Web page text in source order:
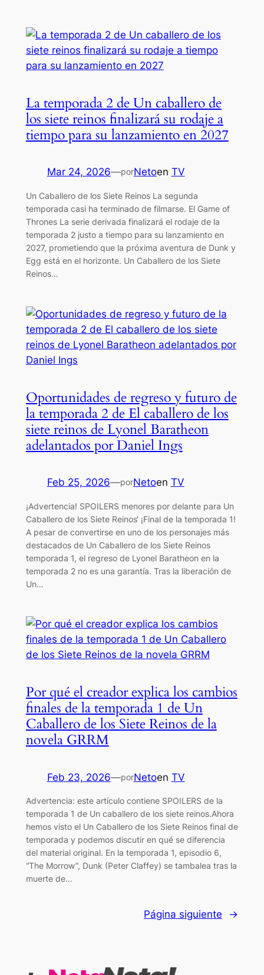
La temporada 2 de Un caballero de
los siete reinos finalizará su rodaje a
tiempo para su lanzamiento en 2027
Mar 24, 2026—porNetoen TV
Un Caballero de los Siete Reinos La segunda
temporada casi ha terminado de filmarse. El Game of
Thrones La serie derivada finalizará el rodaje de la
temporada 2 justo a tiempo para su lanzamiento en
2027, prometiendo que la próxima aventura de Dunk y
Egg está en el horizonte. Un Caballero de los Siete
Reinos…
Oportunidades de regreso y futuro de
la temporada 2 de El caballero de los
siete reinos de Lyonel Baratheon
adelantados por Daniel Ings
Feb 25, 2026—porNetoen TV
¡Advertencia! SPOILERS menores por delante para Un
Caballero de los Siete Reinos‘ ¡Final de la temporada 1!
A pesar de convertirse en uno de los personajes más
destacados de Un Caballero de los Siete Reinos
temporada 1, el regreso de Lyonel Baratheon en la
temporada 2 no es una garantía. Tras la liberación de
Un…
Por qué el creador explica los cambios
finales de la temporada 1 de Un
Caballero de los Siete Reinos de la
novela GRRM
Feb 23, 2026—porNetoen TV
Advertencia: este artículo contiene SPOILERS de la
temporada 1 de Un caballero de los siete reinos.Ahora
hemos visto el Un Caballero de los Siete Reinos final de
temporada y podemos discutir en qué se diferencia
del material original. En la temporada 1, episodio 6,
“The Morrow”, Dunk (Peter Claffey) se tambalea tras la
muerte de…
Página siguiente →